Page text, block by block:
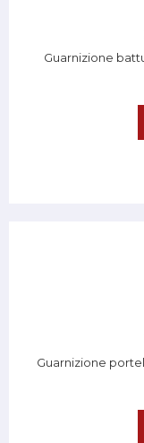
Guarnizione
Guarnizione